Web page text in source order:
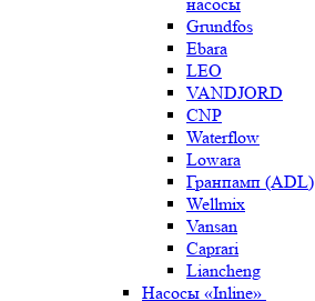
Grundfos
Ebara
LEO
VANDJORD
CNP
Waterflow
Lowara
Гранпамп (ADL)
Wellmix
Vansan
Caprari
Liancheng
Насосы «Inline»